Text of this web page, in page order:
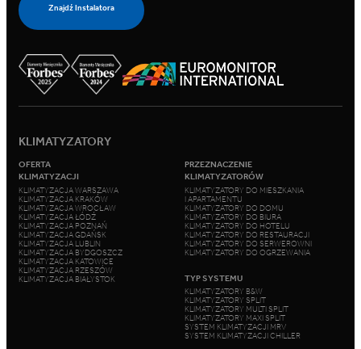
Znajdź Instalatora
KLIMATYZATORY
OFERTA
KLIMATYZACJI
KLIMATYZACJA WARSZAWA
KLIMATYZACJA KRAKÓW
KLIMATYZACJA WROCŁAW
KLIMATYZACJA ŁÓDŹ
KLIMATYZACJA POZNAŃ
KLIMATYZACJA GDAŃSK
KLIMATYZACJA LUBLIN
KLIMATYZACJA BYDGOSZCZ
KLIMATYZACJA KATOWICE
KLIMATYZACJA RZESZÓW
KLIMATYZACJA BIAŁYSTOK
PRZEZNACZENIE
KLIMATYZATORÓW
KLIMATYZATORY DO MIESZKANIA
I APARTAMENTU
KLIMATYZATORY DO DOMU
KLIMATYZATORY DO BIURA
KLIMATYZATORY DO HOTELU
KLIMATYZATORY DO RESTAURACJI
KLIMATYZATORY DO SERWEROWNI
KLIMATYZATORY DO OGRZEWANIA
TYP SYSTEMU
KLIMATYZATORY B&W
KLIMATYZATORY SPLIT
KLIMATYZATORY MULTI SPLIT
KLIMATYZATORY MAXI SPLIT
SYSTEM KLIMATYZACJI MRV
SYSTEM KLIMATYZACJI CHILLER